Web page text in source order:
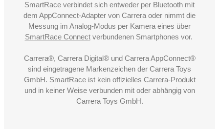
SmartRace verbindet sich entweder per Bluetooth mit
dem AppConnect-Adapter von Carrera oder nimmt die
Messung im Analog-Modus per Kamera eines über
SmartRace Connectverbundenen Smartphones vor.
Carrera®, Carrera Digital® und Carrera AppConnect®
sind eingetragene Markenzeichen der Carrera Toys
GmbH. SmartRace ist kein offizielles Carrera-Produkt
und in keiner Weise verbunden mit oder abhängig von
Carrera Toys GmbH.